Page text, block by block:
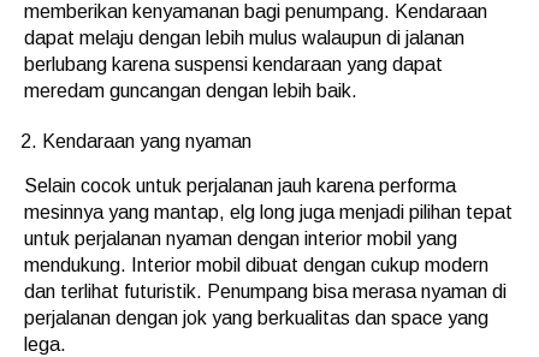
memberikan kenyamanan bagi penumpang. Kendaraan
dapat melaju dengan lebih mulus walaupun di jalanan
berlubang karena suspensi kendaraan yang dapat
meredam guncangan dengan lebih baik.
Kendaraan yang nyaman
Selain cocok untuk perjalanan jauh karena performa
mesinnya yang mantap, elg long juga menjadi pilihan tepat
untuk perjalanan nyaman dengan interior mobil yang
mendukung. Interior mobil dibuat dengan cukup modern
dan terlihat futuristik. Penumpang bisa merasa nyaman di
perjalanan dengan jok yang berkualitas dan space yang
lega.